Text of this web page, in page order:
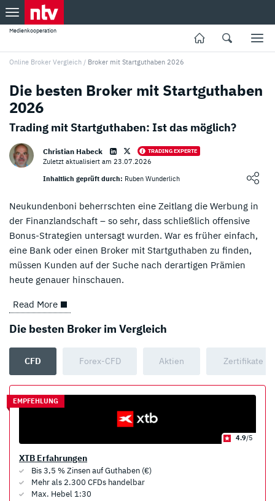
Medienkooperation
Online Broker Vergleich / Broker mit Startguthaben 2026
Die besten Broker mit Startguthaben
2026
Trading mit Startguthaben: Ist das möglich?
Christian Habeck TRADING EXPERTE
Zuletzt aktualisiert am 23.07.2026
Inhaltlich geprüft durch: Ruben Wunderlich
Neukundenboni beherrschten eine Zeitlang die Werbung in
der Finanzlandschaft – so sehr, dass schließlich offensive
Bonus-Strategien untersagt wurden. War es früher einfach,
eine Bank oder einen Broker mit Startguthaben zu finden,
müssen Kunden auf der Suche nach derartigen Prämien
heute genauer hinschauen.
Read More
Die besten Broker im Vergleich
CFD Forex-CFD Aktien Zertifikate
EMPFEHLUNG
4.9/5
XTB Erfahrungen
Bis 3,5 % Zinsen auf Guthaben (€)
Mehr als 2.300 CFDs handelbar
Max. Hebel 1:30